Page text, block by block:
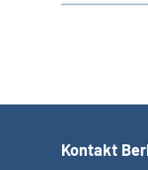
Kontakt